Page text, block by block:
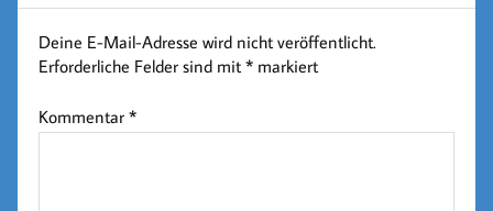
Deine E-Mail-Adresse wird nicht veröffentlicht.
Erforderliche Felder sind mit* markiert
Kommentar*